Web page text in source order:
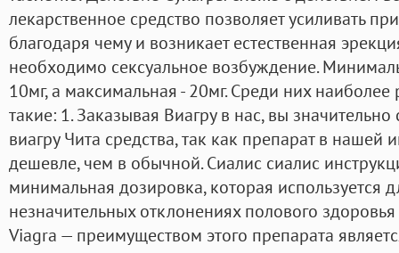
лекарственное средство позволяет усиливать
благодаря чему и возникает естественная
необходимо сексуальное возбуждение.
10мг, а максимальная - 20мг. Среди них
такие: 1. Заказывая Виагру в нас, вы
виагру Чита средства, так как препарат в нашей
дешевле, чем в обычной. Сиалис сиалис
минимальная дозировка, которая используется
незначительных отклонениях полового
Viagra — преимуществом этого препарата